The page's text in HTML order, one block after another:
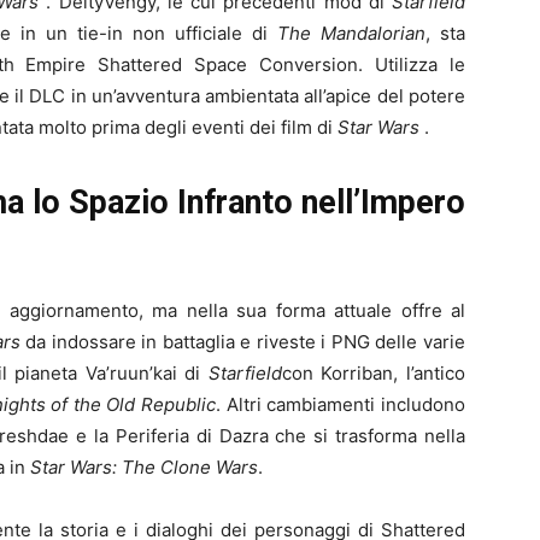
in un tie-in non ufficiale di The Mandalorian, sta
Empire Shattered Space Conversion. Utilizza le
DLC in un’avventura ambientata all’apice del potere
molto prima degli eventi dei film di Star Wars .
lo Spazio Infranto nell’Impero
ma nella sua forma attuale offre al
da indossare in battaglia e riveste i PNG delle varie
Va’ruun’kai di Starfieldcon Korriban, l’antico
of the Old Republic. Altri cambiamenti includono
e la Periferia di Dazra che si trasforma nella
in Star Wars: The Clone Wars.
la storia e i dialoghi dei personaggi di Shattered